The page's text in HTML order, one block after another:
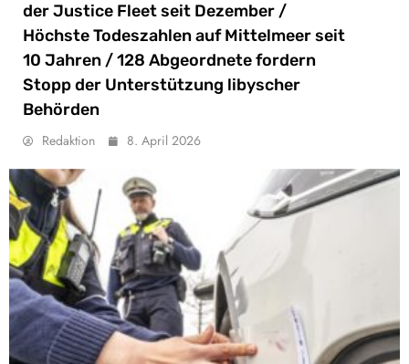
der Justice Fleet seit Dezember /
Höchste Todeszahlen auf Mittelmeer seit
10 Jahren / 128 Abgeordnete fordern
Stopp der Unterstützung libyscher
Behörden
Redaktion 8. April 2026